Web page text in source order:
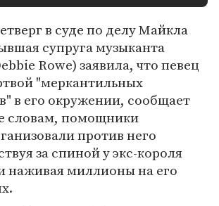
в суде по делу Майкла
супруга музыканта
Rowe) заявила, что певец
"меркантильных
в его окружении, сообщает
словам, помощники
против него
за спиной у экс-короля
наживая миллионы на его